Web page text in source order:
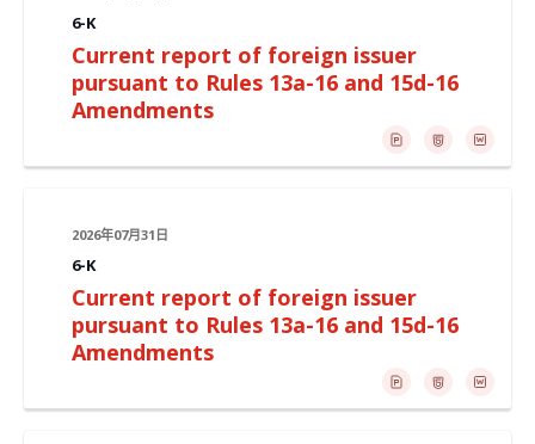
6-K
Current report of foreign issuer
pursuant to Rules 13a-16 and 15d-16
Amendments
2026年07月31日
6-K
Current report of foreign issuer
pursuant to Rules 13a-16 and 15d-16
Amendments